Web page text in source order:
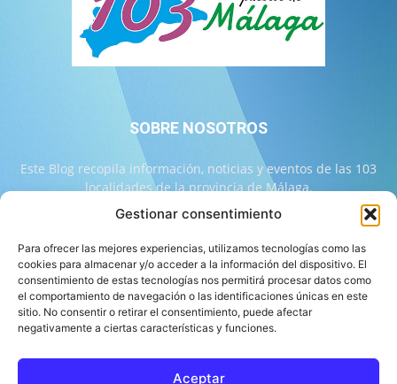
Gestionar consentimiento
Para ofrecer las mejores experiencias, utilizamos tecnologías como las
cookies para almacenar y/o acceder a la información del dispositivo. El
consentimiento de estas tecnologías nos permitirá procesar datos como
el comportamiento de navegación o las identificaciones únicas en este
sitio. No consentir o retirar el consentimiento, puede afectar
negativamente a ciertas características y funciones.
Aceptar
SOBRE NOSOTROS
Este Blog recopila información, noticias y eventos de las 103
localidades de la provincia de Málaga.
Contáctanos:info@103malaga.com
SÍGUENOS